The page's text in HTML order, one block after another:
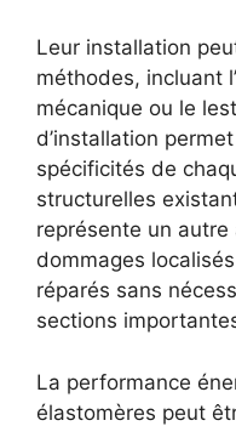
Leur installation
méthodes, incluant
mécanique ou le
d’installation
spécificités de
structurelles
représente un
dommages
réparés sans
sections
La performance
élastomères peut